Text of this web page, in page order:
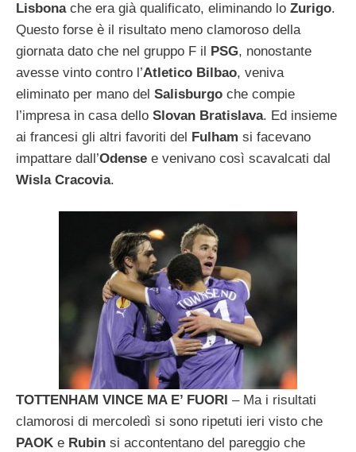
Lisbonache era già qualificato, eliminando lo Zurigo.
Questo forse è il risultato meno clamoroso della
giornata dato che nel gruppo F il
PSG, nonostante
avesse vinto contro l’Atletico Bilbao, veniva
eliminato per mano del Salisburgo che compie
l’impresa in casa dello Slovan Bratislava. Ed insieme
ai francesi gli altri favoriti del
Fulham si facevano
impattare dall’Odense e venivano così scavalcati dal
Wisla Cracovia.
TOTTENHAM VINCE MA E’ FUORI – Ma i risultati
clamorosi di mercoledì si sono ripetuti ieri visto che
PAOK e Rubin si accontentano del pareggio che